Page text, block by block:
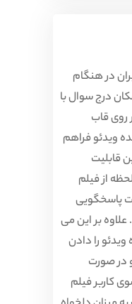
در هنگام
درج سوال با
روی قاب
ویدئو فراهم
قابلیت
از فیلم
پاسخگویی
بر این می
را دادن
در صورت
کاربر فیلم